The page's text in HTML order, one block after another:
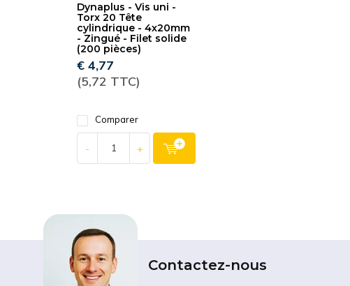
Dynaplus - Vis uni -
Torx 20 Tête
cylindrique - 4x20mm
- Zingué - Filet solide
(200 pièces)
€ 4,77
(5,72 TTC)
Comparer
- +
Contactez-nous